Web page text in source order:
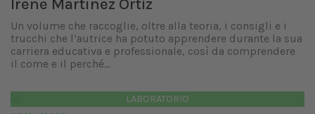
Irene Martínez Ortiz
Un volume che raccoglie, oltre alla teoria, i consigli e i
trucchi che l’autrice ha potuto apprendere durante la sua
carriera educativa e professionale, così da comprendere
il come e il perché...
LABORATORIO